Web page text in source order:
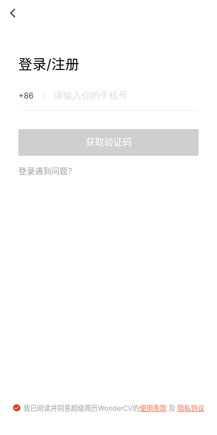
登录/注册
+86
获取验证码
登录遇到问题？
我已阅读并同意超级简历WonderCV的使用条款及 隐私协议